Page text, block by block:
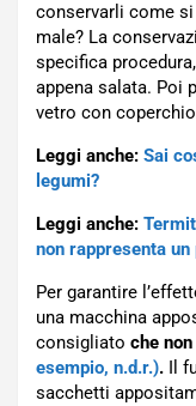
conservarli come si
male? La
specifica
appena salata. Poi
vetro con
Leggi anche: Sai
legumi?
Leggi anche:
non rappresenta un
Per garantire
una macchina
consigliato che
esempio, n.d.r.).
Il
sacchetti